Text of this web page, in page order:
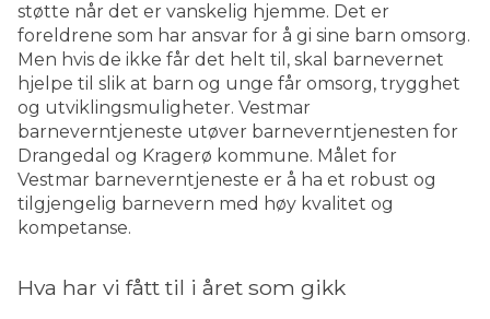
støtte når det er vanskelig hjemme. Det er
foreldrene som har ansvar for å gi sine barn omsorg.
Men hvis de ikke får det helt til, skal barnevernet
hjelpe til slik at barn og unge får omsorg, trygghet
og utviklingsmuligheter. Vestmar
barneverntjeneste utøver barneverntjenesten for
Drangedal og Kragerø kommune. Målet for
Vestmar barneverntjeneste er å ha et robust og
tilgjengelig barnevern med høy kvalitet og
kompetanse.
Hva har vi fått til i året som gikk